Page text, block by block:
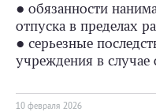
● обязанности
отпуска в пределах
● серьезные
учреждения в
10 февраля 2026